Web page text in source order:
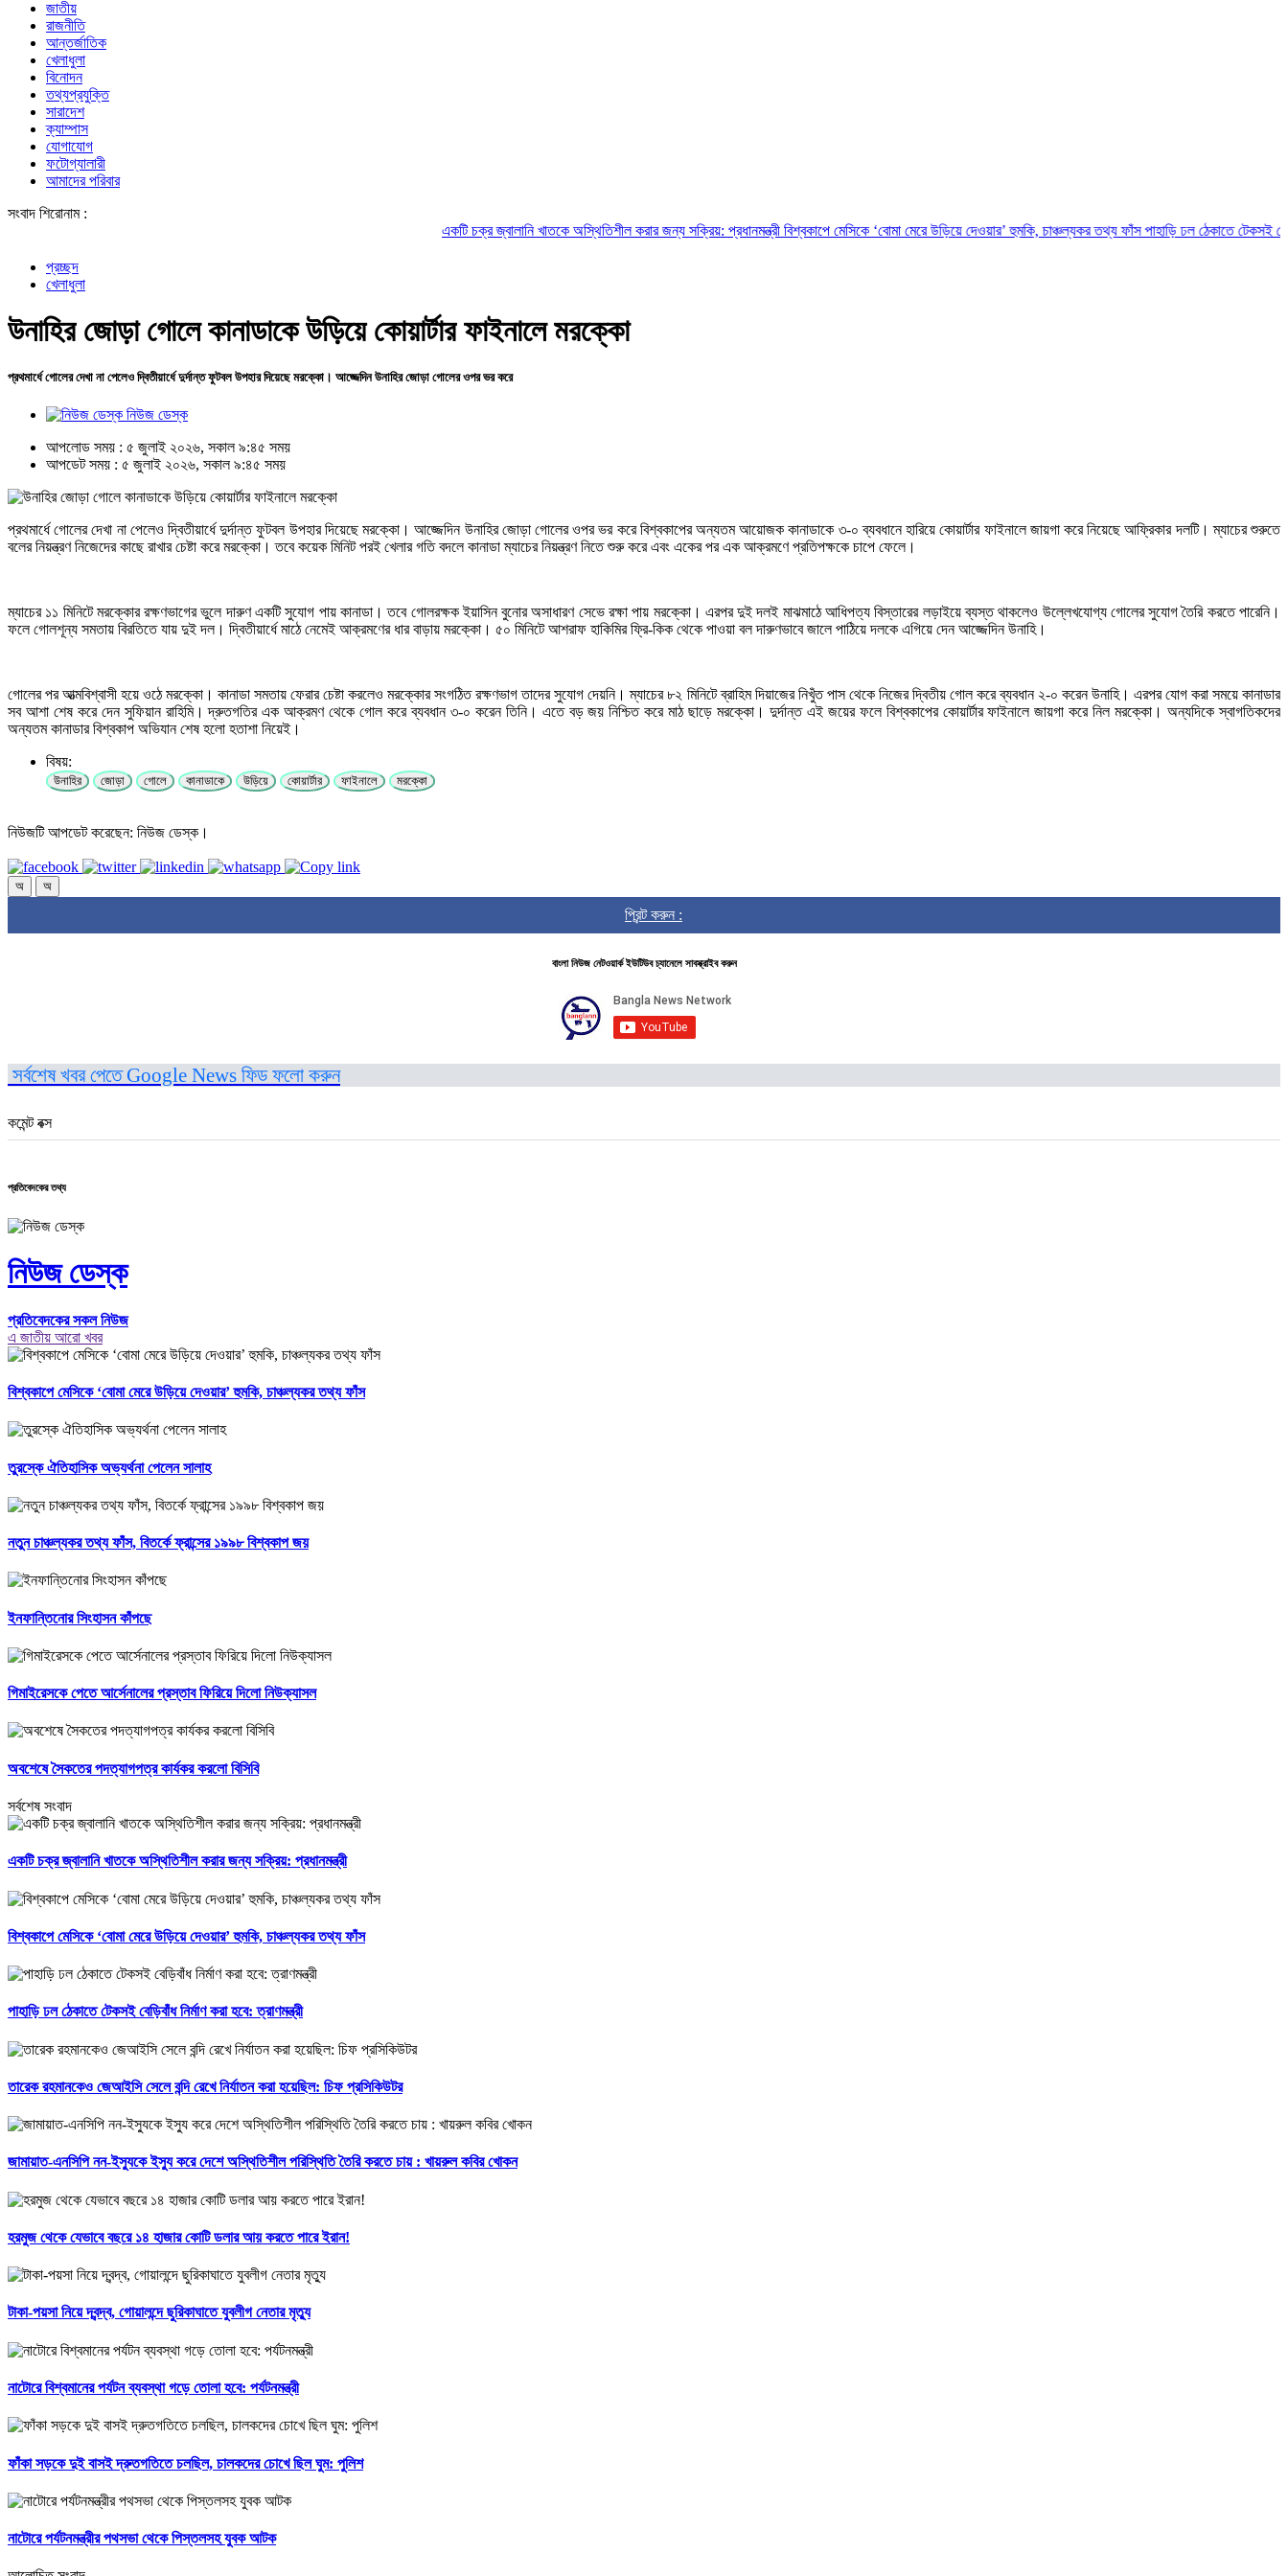
জাতীয়
রাজনীতি
আন্তর্জাতিক
খেলাধুলা
বিনোদন
তথ্যপ্রযুক্তি
সারাদেশ
ক্যাম্পাস
যোগাযোগ
ফটোগ্যালারী
আমাদের পরিবার
সংবাদ শিরোনাম :
একটি চক্র জ্বালানি খাতকে অস্থিতিশীল করার জন্য সক্রিয়: প্রধানমন্ত্রীবিশ্বকাপে মেসিকে ‘বোমা মেরে উড়িয়ে দেওয়ার’ হুমকি, চাঞ্চল্যকর তথ্য ফাঁসপাহাড়ি ঢল ঠেকাতে টেকসই বেড়িবাঁধ নির্মাণ
প্রচ্ছদ
খেলাধুলা
উনাহির জোড়া গোলে কানাডাকে উড়িয়ে কোয়ার্টার ফাইনালে মরক্কো
প্রথমার্ধে গোলের দেখা না পেলেও দ্বিতীয়ার্ধে দুর্দান্ত ফুটবল উপহার দিয়েছে মরক্কো। আজ্জেদিন উনাহির জোড়া গোলের ওপর ভর করে
নিউজ ডেস্ক
আপলোড সময় : ৫ জুলাই ২০২৬, সকাল ৯:৪৫ সময়
আপডেট সময় : ৫ জুলাই ২০২৬, সকাল ৯:৪৫ সময়
প্রথমার্ধে গোলের দেখা না পেলেও দ্বিতীয়ার্ধে দুর্দান্ত ফুটবল উপহার দিয়েছে মরক্কো। আজ্জেদিন উনাহির জোড়া গোলের ওপর ভর করে বিশ্বকাপের অন্যতম আয়োজক কানাডাকে ৩-০ ব্যবধানে হারিয়ে কোয়ার্টার ফাইনালে জায়গা করে নিয়েছে আফ্রিকার দলটি। ম্যাচের শুরুতে
বলের নিয়ন্ত্রণ নিজেদের কাছে রাখার চেষ্টা করে মরক্কো। তবে কয়েক মিনিট পরই খেলার গতি বদলে কানাডা ম্যাচের নিয়ন্ত্রণ নিতে শুরু করে এবং একের পর এক আক্রমণে প্রতিপক্ষকে চাপে ফেলে।
ম্যাচের ১১ মিনিটে মরক্কোর রক্ষণভাগের ভুলে দারুণ একটি সুযোগ পায় কানাডা। তবে গোলরক্ষক ইয়াসিন বুনোর অসাধারণ সেভে রক্ষা পায় মরক্কো। এরপর দুই দলই মাঝমাঠে আধিপত্য বিস্তারের লড়াইয়ে ব্যস্ত থাকলেও উল্লেখযোগ্য গোলের সুযোগ তৈরি করতে পারেনি।
ফলে গোলশূন্য সমতায় বিরতিতে যায় দুই দল। দ্বিতীয়ার্ধে মাঠে নেমেই আক্রমণের ধার বাড়ায় মরক্কো। ৫০ মিনিটে আশরাফ হাকিমির ফ্রি-কিক থেকে পাওয়া বল দারুণভাবে জালে পাঠিয়ে দলকে এগিয়ে দেন আজ্জেদিন উনাহি।
গোলের পর আত্মবিশ্বাসী হয়ে ওঠে মরক্কো। কানাডা সমতায় ফেরার চেষ্টা করলেও মরক্কোর সংগঠিত রক্ষণভাগ তাদের সুযোগ দেয়নি। ম্যাচের ৮২ মিনিটে ব্রাহিম দিয়াজের নিখুঁত পাস থেকে নিজের দ্বিতীয় গোল করে ব্যবধান ২-০ করেন উনাহি। এরপর যোগ করা সময়ে কানাডার
সব আশা শেষ করে দেন সুফিয়ান রাহিমি। দ্রুতগতির এক আক্রমণ থেকে গোল করে ব্যবধান ৩-০ করেন তিনি। এতে বড় জয় নিশ্চিত করে মাঠ ছাড়ে মরক্কো। দুর্দান্ত এই জয়ের ফলে বিশ্বকাপের কোয়ার্টার ফাইনালে জায়গা করে নিল মরক্কো। অন্যদিকে স্বাগতিকদের
অন্যতম কানাডার বিশ্বকাপ অভিযান শেষ হলো হতাশা নিয়েই।
বিষয়:
উনাহির জোড়া গোলে কানাডাকে উড়িয়ে কোয়ার্টার ফাইনালে মরক্কো
নিউজটি আপডেট করেছেন: নিউজ ডেস্ক।
অ অ
প্রিন্ট করুন :
বাংলা নিউজ নেটওয়ার্ক ইউটিউব চ্যানেলে সাবস্ক্রাইব করুন
সর্বশেষ খবর পেতে Google News ফিড ফলো করুন
কমেন্ট বক্স
প্রতিবেদকের তথ্য
নিউজ ডেস্ক
প্রতিবেদকের সকল নিউজ
এ জাতীয় আরো খবর
বিশ্বকাপে মেসিকে ‘বোমা মেরে উড়িয়ে দেওয়ার’ হুমকি, চাঞ্চল্যকর তথ্য ফাঁস
তুরস্কে ঐতিহাসিক অভ্যর্থনা পেলেন সালাহ
নতুন চাঞ্চল্যকর তথ্য ফাঁস, বিতর্কে ফ্রান্সের ১৯৯৮ বিশ্বকাপ জয়
ইনফান্তিনোর সিংহাসন কাঁপছে
গিমাইরেসকে পেতে আর্সেনালের প্রস্তাব ফিরিয়ে দিলো নিউক্যাসল
অবশেষে সৈকতের পদত্যাগপত্র কার্যকর করলো বিসিবি
সর্বশেষ সংবাদ
একটি চক্র জ্বালানি খাতকে অস্থিতিশীল করার জন্য সক্রিয়: প্রধানমন্ত্রী
বিশ্বকাপে মেসিকে ‘বোমা মেরে উড়িয়ে দেওয়ার’ হুমকি, চাঞ্চল্যকর তথ্য ফাঁস
পাহাড়ি ঢল ঠেকাতে টেকসই বেড়িবাঁধ নির্মাণ করা হবে: ত্রাণমন্ত্রী
তারেক রহমানকেও জেআইসি সেলে বন্দি রেখে নির্যাতন করা হয়েছিল: চিফ প্রসিকিউটর
জামায়াত-এনসিপি নন-ইস্যুকে ইস্যু করে দেশে অস্থিতিশীল পরিস্থিতি তৈরি করতে চায় : খায়রুল কবির খোকন
হরমুজ থেকে যেভাবে বছরে ১৪ হাজার কোটি ডলার আয় করতে পারে ইরান!
টাকা-পয়সা নিয়ে দ্বন্দ্ব, গোয়ালন্দে ছুরিকাঘাতে যুবলীগ নেতার মৃত্যু
নাটোরে বিশ্বমানের পর্যটন ব্যবস্থা গড়ে তোলা হবে: পর্যটনমন্ত্রী
ফাঁকা সড়কে দুই বাসই দ্রুতগতিতে চলছিল, চালকদের চোখে ছিল ঘুম: পুলিশ
নাটোরে পর্যটনমন্ত্রীর পথসভা থেকে পিস্তলসহ যুবক আটক